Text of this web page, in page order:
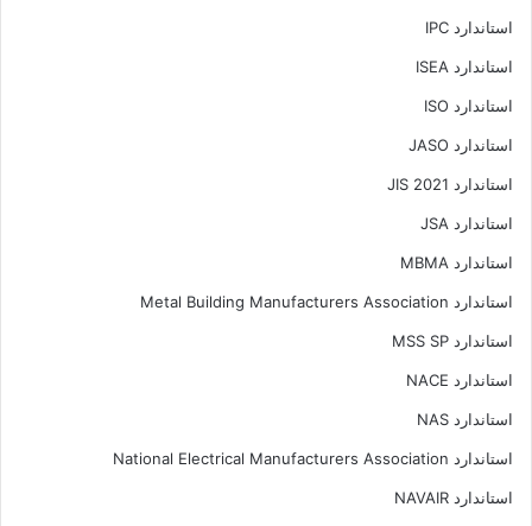
استاندارد IPC
استاندارد ISEA
استاندارد ISO
استاندارد JASO
استاندارد JIS 2021
استاندارد JSA
استاندارد MBMA
استاندارد Metal Building Manufacturers Association
استاندارد MSS SP
استاندارد NACE
استاندارد NAS
استاندارد National Electrical Manufacturers Association
استاندارد NAVAIR